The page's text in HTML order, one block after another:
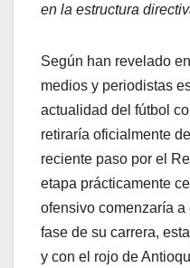
en la estructura
Según han revelado
medios y periodistas
actualidad del fútbol
retiraría oficialmente
reciente paso por el
etapa prácticamente
ofensivo comenzaría
fase de su carrera,
y con el rojo de